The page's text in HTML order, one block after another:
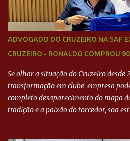
ADVOGADO DO CRUZEIRO NA SAF
CRUZEIRO - RONALDO COMPROU
Se olhar a situação do Cruzeiro desde
transformação em clube-empresa
completo desaparecimento do mapa
tradição e a paixão do torcedor, soa